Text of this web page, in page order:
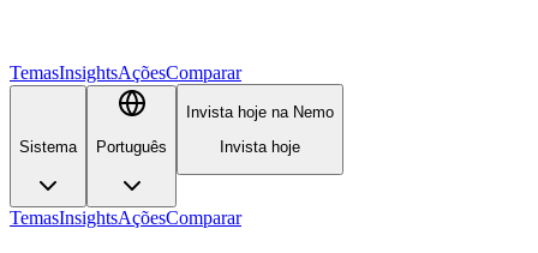
TemasInsightsAçõesComparar
Sistema Português
Invista hoje na Nemo
Invista hoje
TemasInsightsAçõesComparar